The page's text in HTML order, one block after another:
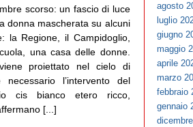
scorso: un fascio di luce
donna mascherata su alcuni
la Regione, il Campidoglio,
una casa delle donne.
proiettato nel cielo di
l’intervento del
cis bianco etero ricco,
[...]
agosto
luglio
giugno
maggio
aprile
marzo
febbraio
gennaio